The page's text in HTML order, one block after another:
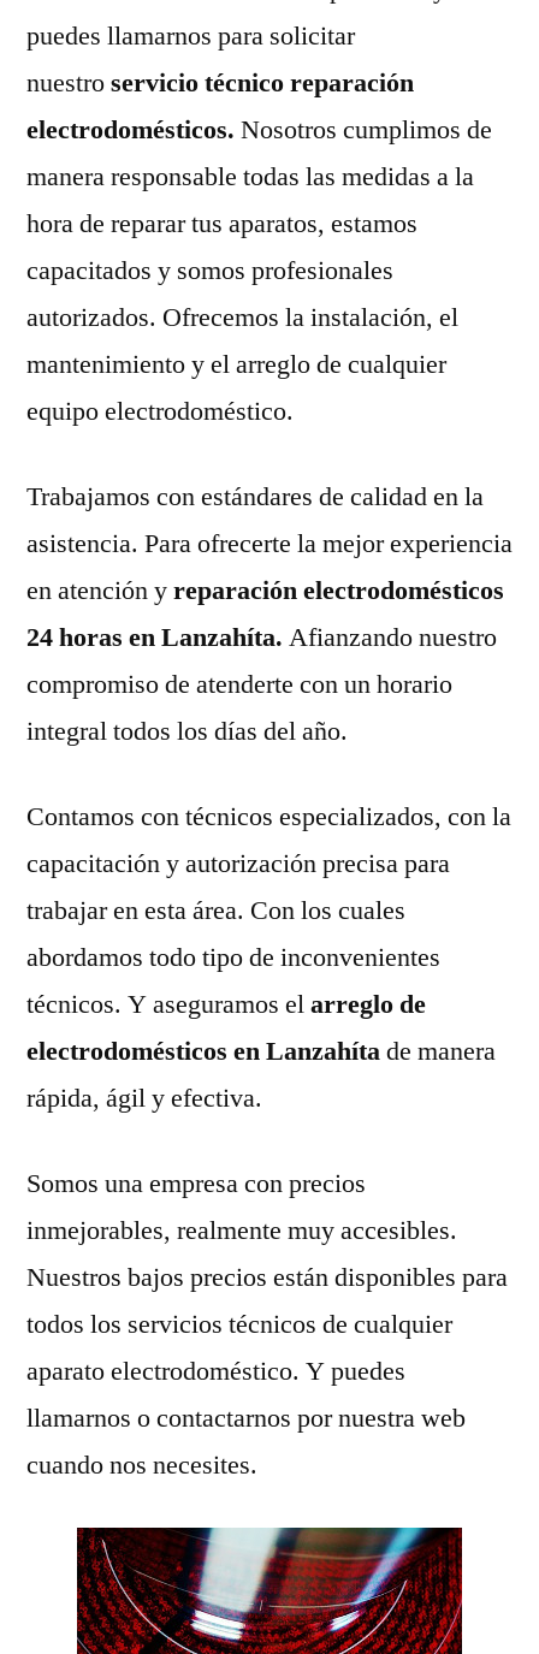
puedes llamarnos para solicitar
nuestroservicio técnico reparación
electrodomésticos. Nosotros cumplimos de
manera responsable todas las medidas a la
hora de reparar tus aparatos, estamos
capacitados y somos profesionales
autorizados. Ofrecemos la instalación, el
mantenimiento y el arreglo de cualquier
equipo electrodoméstico.
Trabajamos con estándares de calidad en la
asistencia. Para ofrecerte la mejor experiencia
en atención yreparación electrodomésticos
24 horas en Lanzahíta. Afianzando nuestro
compromiso de atenderte con un horario
integral todos los días del año.
Contamos con técnicos especializados, con la
capacitación y autorización precisa para
trabajar en esta área. Con los cuales
abordamos todo tipo de inconvenientes
técnicos. Y aseguramos elarreglo de
electrodomésticos en Lanzahítade manera
rápida, ágil y efectiva.
Somos una empresa con precios
inmejorables, realmente muy accesibles.
Nuestros bajos precios están disponibles para
todos los servicios técnicos de cualquier
aparato electrodoméstico. Y puedes
llamarnos o contactarnos por nuestra web
cuando nos necesites.